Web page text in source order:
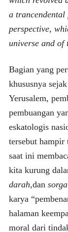
a
perspective,
universe and of
Bagian yang
khususnya
Yerusalem,
pembuangan
eskatologis
tersebut
saat ini
kita kurung
darah,dansorga
karya
halaman
moral dari